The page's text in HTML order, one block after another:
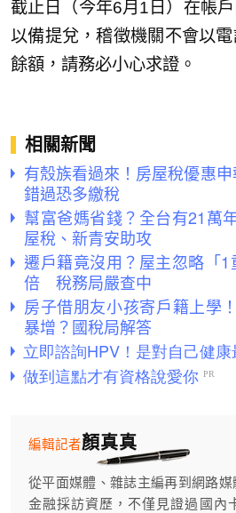
截止日（今年6月1日）在帳
以備提兌，稽徵機關不會以
餘額，請務必小心求證。
相關新聞
有殼族看過來！房屋稅優惠
錯過恐多繳稅
幫富爸媽省錢？全台有21
屋稅、新青安助攻
遷戶籍竟沒用？屋主忽略「
倍 稅務局嚴查中
房子借朋友小孩寄戶籍上學
暴增？國稅局解答
顏真真
編輯記者
從平面媒體、雜誌主編再到網路
金融採訪資歷，不僅見證過國內